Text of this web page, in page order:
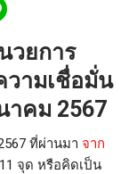
วยการ
ามเชื่อมั่น
าคม 2567
ที่ผ่านมา จาก
จุด หรือคิดเป็น